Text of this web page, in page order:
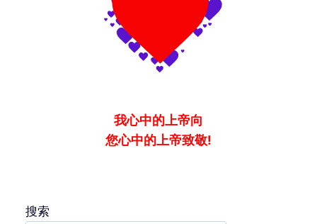
識
我心中的上帝向
您心中的上帝致敬!
搜索